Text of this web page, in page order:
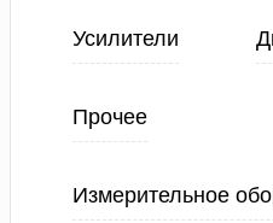
Усилители
Прочее
Измерительное